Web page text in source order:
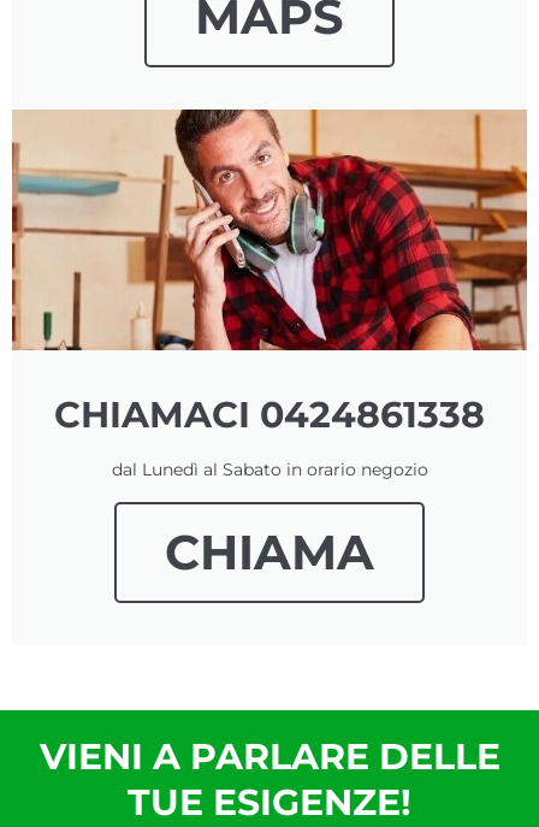
MAPS
CHIAMACI 0424861338
dal Lunedì al Sabato in orario negozio
CHIAMA
VIENI A PARLARE DELLE
TUE ESIGENZE!